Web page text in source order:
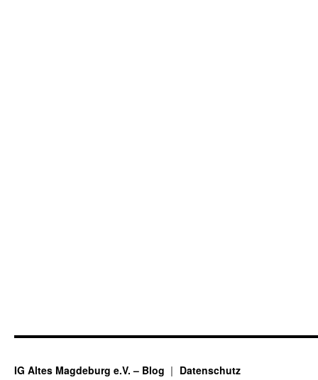
IG Altes Magdeburg e.V. – Blog Datenschutz